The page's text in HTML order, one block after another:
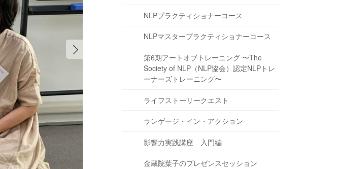
NLPプラクティショナーコース
NLPマスタープラクティショナーコース
第6期アートオブトレーニング 〜The
Society of NLP（NLP協会）認定NLPトレ
ーナーズトレーニング〜
ライフストーリークエスト
ランゲージ・イン・アクション
影響力実践講座 入門編
金蔵院葉子のプレゼンスセッション